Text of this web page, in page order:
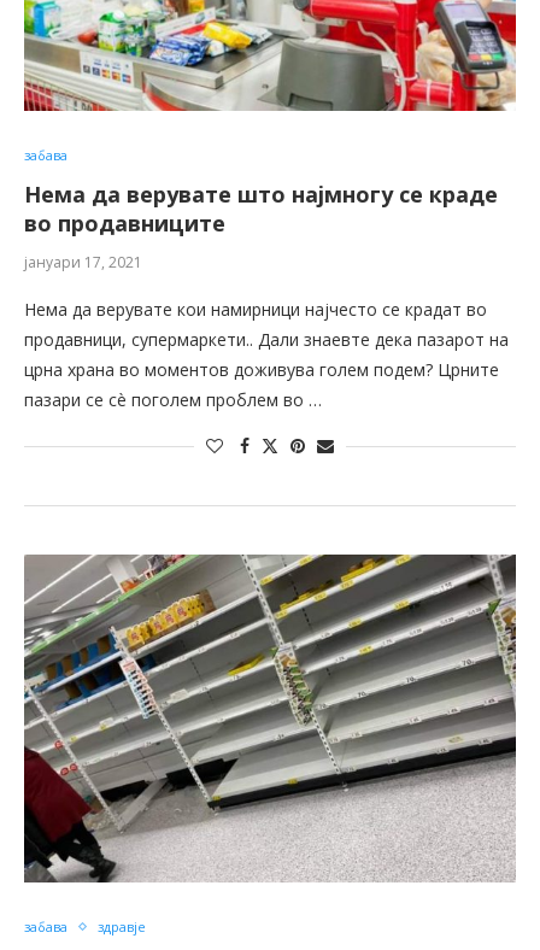
забава
Нема да верувате што најмногу се краде
во продавниците
јануари 17, 2021
Нема да верувате кои намирници најчесто се крадат во
продавници, супермаркети.. Дали знаевте дека пазарот на
црна храна во моментов доживува голем подем? Црните
пазари се сè поголем проблем во …
забава здравје